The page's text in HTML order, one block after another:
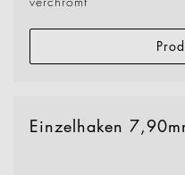
Einzelhaken